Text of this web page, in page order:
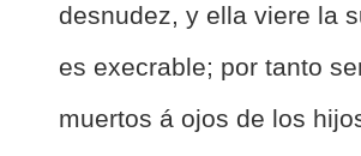
desnudez, y ella viere la
es execrable; por tanto
muertos á ojos de los